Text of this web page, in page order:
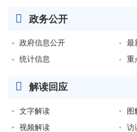
政务公开
政府信息公开
最
统计信息
重
解读回应
文字解读
图
视频解读
访